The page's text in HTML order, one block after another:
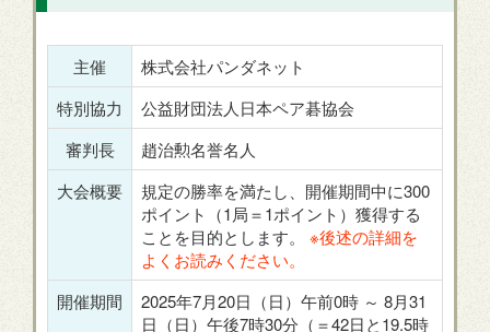
主催
株式会社パンダネット
特別協力
公益財団法人日本ペア碁協会
審判長
趙治勲名誉名人
大会概要
規定の勝率を満たし、開催期間中に300
ポイント（1局＝1ポイント）獲得する
ことを目的とします。 ※後述の詳細を
よくお読みください。
開催期間
2025年7月20日（日）午前0時 ～ 8月31
日（日）午後7時30分（＝42日と19.5時